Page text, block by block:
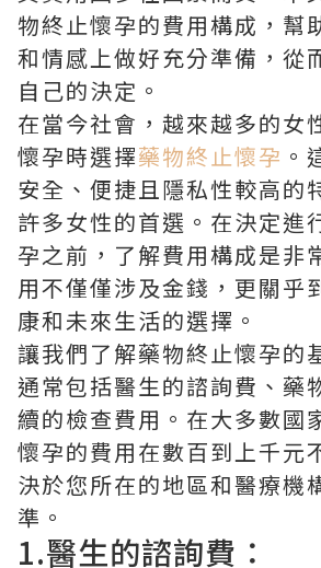
物終止懷孕的費用構成，幫
和情感上做好充分準備，從
自己的決定。
在當今社會，越來越多的女
懷孕時選擇藥物終止懷孕 。
安全、便捷且隱私性較高的
許多女性的首選。在決定進
孕之前，了解費用構成是非
用不僅僅涉及金錢，更關乎
康和未來生活的選擇。
讓我們了解藥物終止懷孕的
通常包括醫生的諮詢費、藥
續的檢查費用。在大多數國
懷孕的費用在數百到上千元
決於您所在的地區和醫療機
準。
1.醫生的諮詢費：